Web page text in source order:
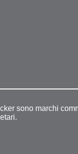
sono marchi